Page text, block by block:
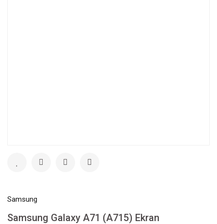
Samsung
Samsung Galaxy A71 (A715) Ekran